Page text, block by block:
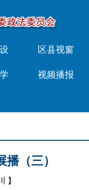
区县视窗
视频播报
（三）
】